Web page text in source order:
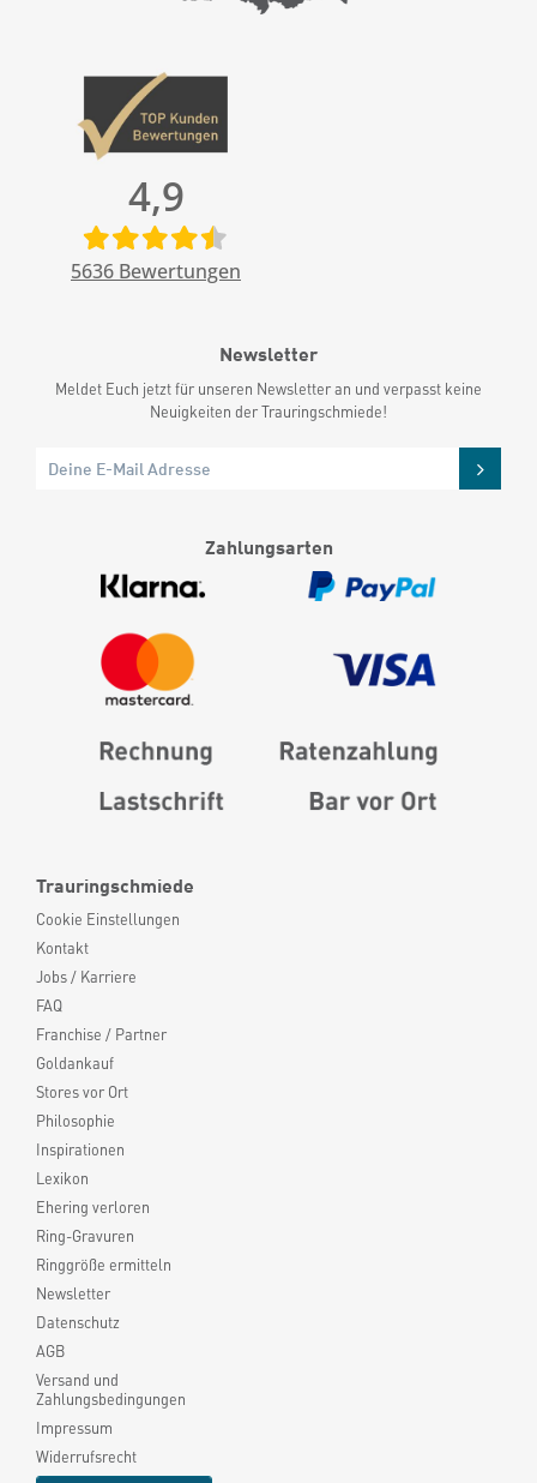
Trauringschmiede
Cookie Einstellungen
Kontakt
Jobs / Karriere
FAQ
Franchise / Partner
Goldankauf
Stores vor Ort
Philosophie
Inspirationen
Lexikon
Ehering verloren
Ring-Gravuren
Ringgröße ermitteln
Newsletter
Datenschutz
AGB
Versand und
Zahlungsbedingungen
Impressum
Widerrufsrecht
4,9
5636 Bewertungen
Newsletter
Meldet Euch jetzt für unseren Newsletter an und verpasst keine
Neuigkeiten der Trauringschmiede!
Zahlungsarten